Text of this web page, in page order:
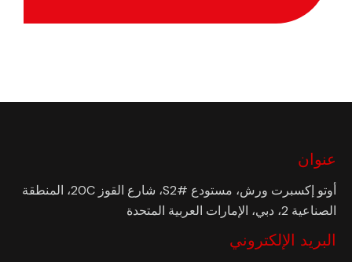
عنوان
أوتو إكسبرت ورش، مستودع #S2، شارع القوز 20C، المنطقة
الصناعية 2، دبي، الإمارات العربية المتحدة
البريد الإلكتروني